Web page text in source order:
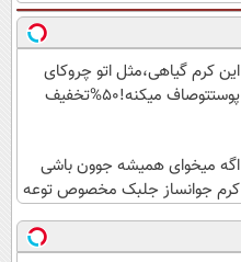
این کرم گیاهی،مثل اتو چروکای
پوستتوصاف میکنه!50%تخفیف
اگه میخوای همیشه جوون باشی
کرم جوانساز جلبک مخصوص توعه